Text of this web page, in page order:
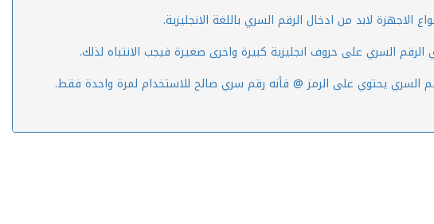
الاجهزة لابد من ادخال الرقم السري باللغة الانجليزية.
الرقم السري على حروف انجليزية كبيرة واخرى صغيرة فيجب الانتباه لذلك.
السري يحتوي على الرمز @ فأنه رقم سري صالح للاستخدام لمرة واحدة فقط.